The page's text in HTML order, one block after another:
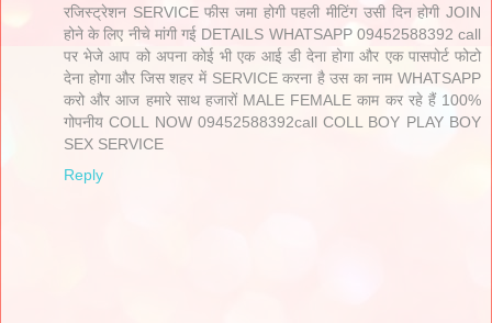
रजिस्ट्रेशन SERVICE फीस जमा होगी पहली मीटिंग उसी दिन होगी JOIN
होने के लिए नीचे मांगी गई DETAILS WHATSAPP 09452588392 call
पर भेजे आप को अपना कोई भी एक आई डी देना होगा और एक पासपोर्ट फोटो
देना होगा और जिस शहर में SERVICE करना है उस का नाम WHATSAPP
करो और आज हमारे साथ हजारों MALE FEMALE काम कर रहे हैं 100%
गोपनीय COLL NOW 09452588392call COLL BOY PLAY BOY
SEX SERVICE
Reply